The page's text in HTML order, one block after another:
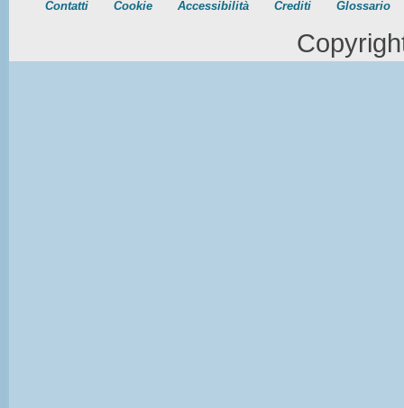
Contatti Cookie Accessibilità Crediti Glossario